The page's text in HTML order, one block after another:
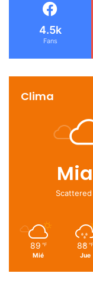
4.5k
Fans
Clima
89 ℉
Mié
88 ℉
Jue